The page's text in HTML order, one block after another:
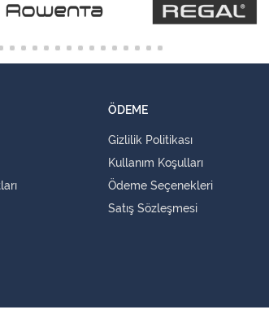
ÖDEME
Gizlilik Politikası
Kullanım Koşulları
Ödeme Seçenekleri
Satış Sözleşmesi